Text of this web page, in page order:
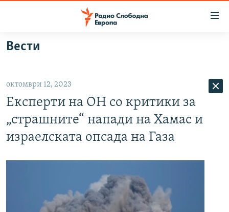
Оди
на
главната
навигација
Премини
на
ВИЗУЕЛНО
ШТО ТРЕБА ДА ЗНАЕТЕ
ПРИЈАВИ СЕ ЗА ЊУЗЛЕТЕР
Вести
октомври 12, 2023
Експерти на ОН со критики за
„страшните“ напади на Хамас и
израелската опсада на Газа